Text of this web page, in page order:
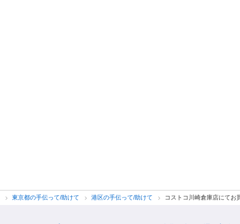
東京都の手伝って/助けて 港区の手伝って/助けて コストコ川崎倉庫店にてお